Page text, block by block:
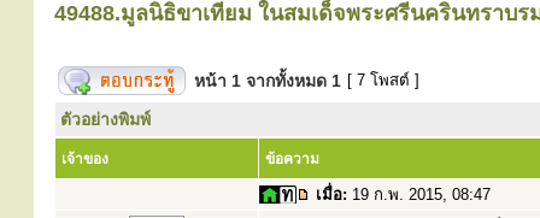
49488.มูลนิธิขาเทียม ในสมเด็จพระศรีนครินทราบ
หน้า 1 จากทั้งหมด 1 [ 7 โพสต์ ]
ตัวอย่างพิมพ์
เจ้าของ ข้อความ
เมื่อ: 19 ก.พ. 2015, 08:47